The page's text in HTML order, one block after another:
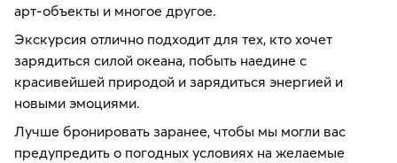
арт-объекты и многое другое.
Экскурсия отлично подходит для тех, кто хочет
зарядиться силой океана, побыть наедине с
красивейшей природой и зарядиться энергией и
новыми эмоциями.
Лучше бронировать заранее, чтобы мы могли вас
предупредить о погодных условиях на желаемые